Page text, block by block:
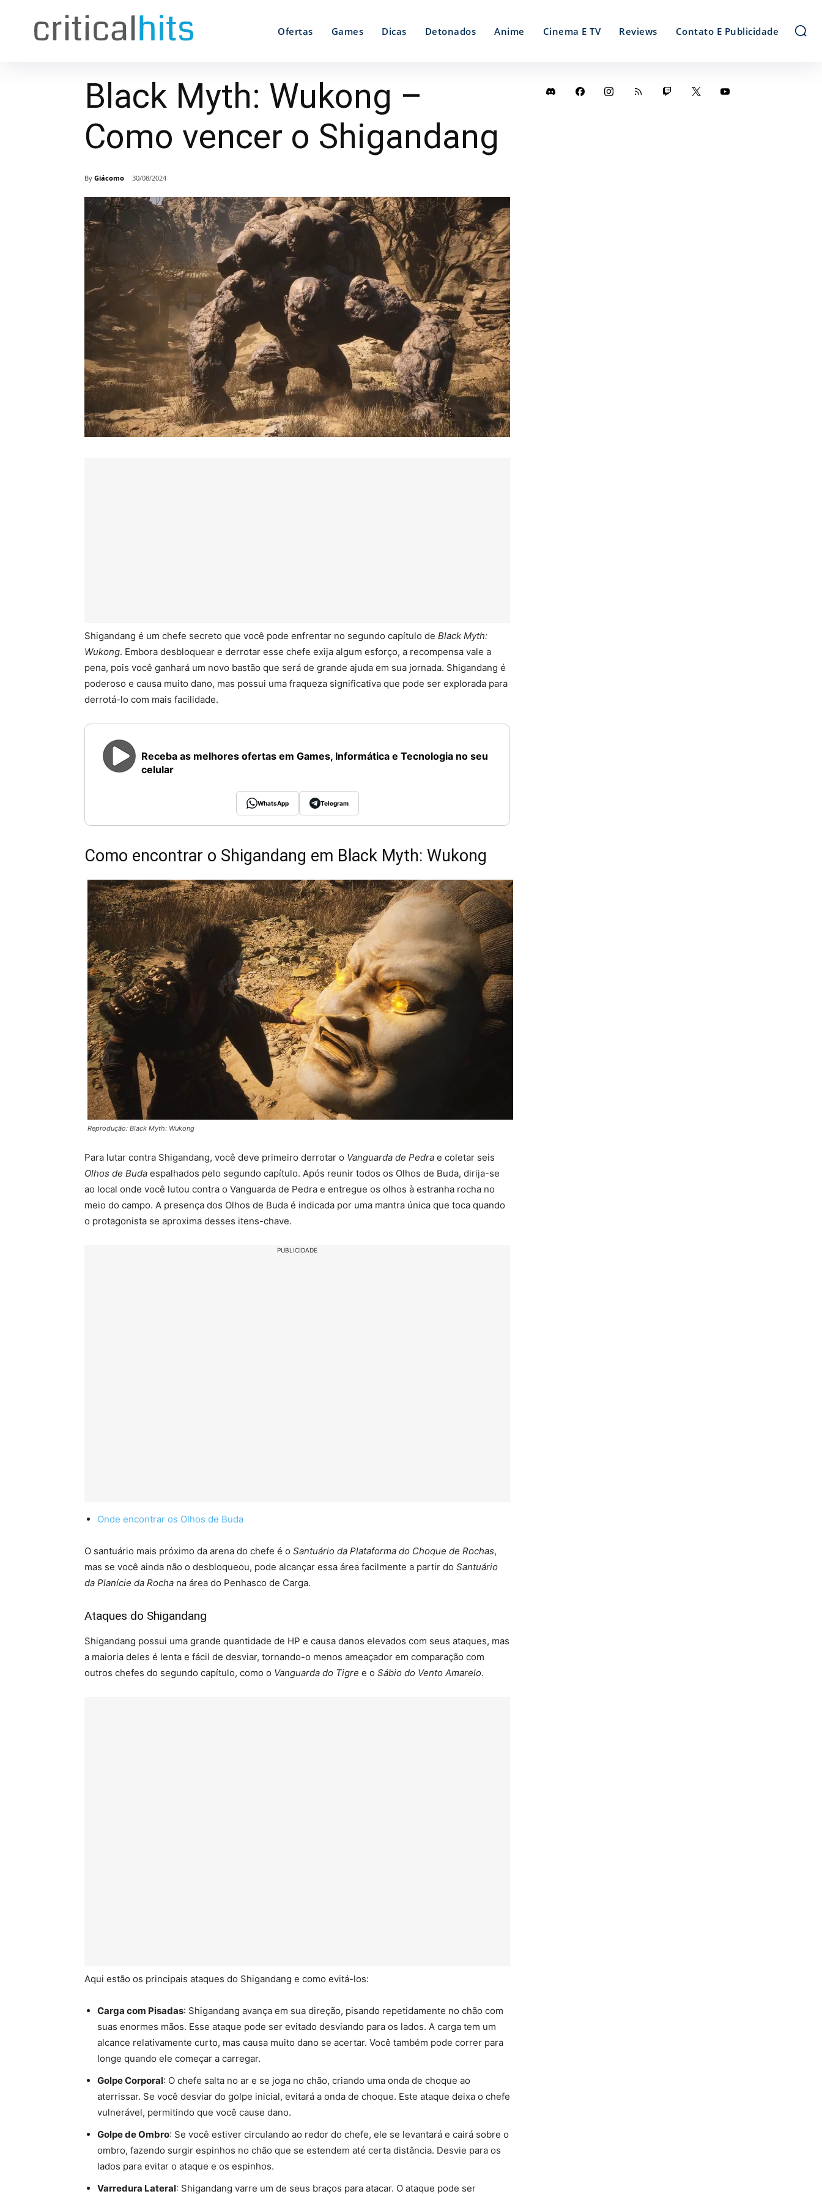
Ofertas Games Dicas Detonados Anime Cinema E TV Reviews Contato E Publicidade
Black Myth: Wukong –
Como vencer o Shigandang
By Giácomo 30/08/2024
Shigandang é um chefe secreto que você pode enfrentar no segundo capítulo de Black Myth:
Wukong. Embora desbloquear e derrotar esse chefe exija algum esforço, a recompensa vale a
pena, pois você ganhará um novo bastão que será de grande ajuda em sua jornada. Shigandang é
poderoso e causa muito dano, mas possui uma fraqueza significativa que pode ser explorada para
derrotá-lo com mais facilidade.
Receba as melhores ofertas em Games, Informática e Tecnologia no seu
celular
WhatsApp Telegram
Como encontrar o Shigandang em Black Myth: Wukong
Reprodução: Black Myth: Wukong
Para lutar contra Shigandang, você deve primeiro derrotar o Vanguarda de Pedra e coletar seis
Olhos de Buda espalhados pelo segundo capítulo. Após reunir todos os Olhos de Buda, dirija-se
ao local onde você lutou contra o Vanguarda de Pedra e entregue os olhos à estranha rocha no
meio do campo. A presença dos Olhos de Buda é indicada por uma mantra única que toca quando
o protagonista se aproxima desses itens-chave.
PUBLICIDADE
Onde encontrar os Olhos de Buda
O santuário mais próximo da arena do chefe é o Santuário da Plataforma do Choque de Rochas,
mas se você ainda não o desbloqueou, pode alcançar essa área facilmente a partir do Santuário
da Planície da Rocha na área do Penhasco de Carga.
Ataques do Shigandang
Shigandang possui uma grande quantidade de HP e causa danos elevados com seus ataques, mas
a maioria deles é lenta e fácil de desviar, tornando-o menos ameaçador em comparação com
outros chefes do segundo capítulo, como o Vanguarda do Tigre e o Sábio do Vento Amarelo.
Aqui estão os principais ataques do Shigandang e como evitá-los:
Carga com Pisadas: Shigandang avança em sua direção, pisando repetidamente no chão com
suas enormes mãos. Esse ataque pode ser evitado desviando para os lados. A carga tem um
alcance relativamente curto, mas causa muito dano se acertar. Você também pode correr para
longe quando ele começar a carregar.
Golpe Corporal: O chefe salta no ar e se joga no chão, criando uma onda de choque ao
aterrissar. Se você desviar do golpe inicial, evitará a onda de choque. Este ataque deixa o chefe
vulnerável, permitindo que você cause dano.
Golpe de Ombro: Se você estiver circulando ao redor do chefe, ele se levantará e cairá sobre o
ombro, fazendo surgir espinhos no chão que se estendem até certa distância. Desvie para os
lados para evitar o ataque e os espinhos.
Varredura Lateral: Shigandang varre um de seus braços para atacar. O ataque pode ser